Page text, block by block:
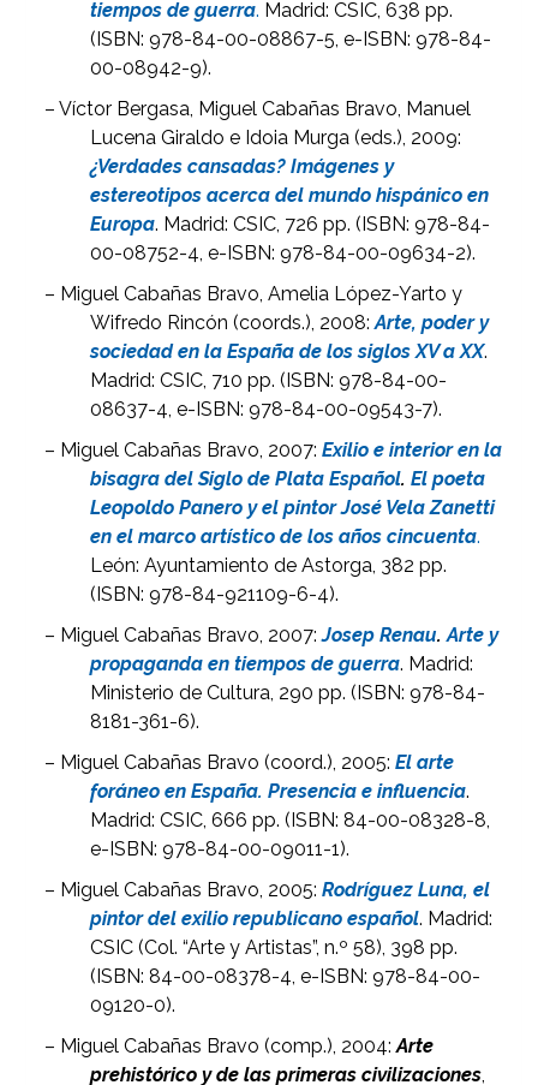
tiempos de guerra. Madrid: CSIC, 638 pp.
(ISBN: 978-84-00-08867-5, e-ISBN: 978-84-
00-08942-9).
– Víctor Bergasa, Miguel Cabañas Bravo, Manuel
Lucena Giraldo e Idoia Murga (eds.), 2009:
¿Verdades cansadas? Imágenes y
estereotipos acerca del mundo hispánico en
Europa. Madrid: CSIC, 726 pp. (ISBN: 978-84-
00-08752-4, e-ISBN: 978-84-00-09634-2).
– Miguel Cabañas Bravo, Amelia López-Yarto y
Wifredo Rincón (coords.), 2008:Arte, poder y
sociedad en la España de los siglos XV a XX.
Madrid: CSIC, 710 pp. (ISBN: 978-84-00-
08637-4, e-ISBN: 978-84-00-09543-7).
– Miguel Cabañas Bravo, 2007:Exilio e interior en la
bisagra del Siglo de Plata Español.El poeta
Leopoldo Panero y el pintor José Vela Zanetti
en el marco artístico de los años cincuenta.
León: Ayuntamiento de Astorga, 382 pp.
(ISBN: 978-84-921109-6-4).
– Miguel Cabañas Bravo, 2007:Josep Renau.Arte y
propaganda en tiempos de guerra. Madrid:
Ministerio de Cultura, 290 pp. (ISBN: 978-84-
8181-361-6).
– Miguel Cabañas Bravo (coord.), 2005:El arte
foráneo en España. Presencia e influencia.
Madrid: CSIC, 666 pp. (ISBN: 84-00-08328-8,
e-ISBN: 978-84-00-09011-1).
– Miguel Cabañas Bravo, 2005:Rodríguez Luna, el
pintor del exilio republicano español. Madrid:
CSIC (Col. “Arte y Artistas”, n.º 58), 398 pp.
(ISBN: 84-00-08378-4, e-ISBN: 978-84-00-
09120-0).
– Miguel Cabañas Bravo (comp.), 2004: Arte
prehistórico y de las primeras civilizaciones,